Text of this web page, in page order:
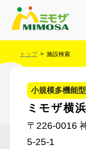
トップ 施設検索
小規模多機能
ミモザ横
〒226-0016
5-25-1